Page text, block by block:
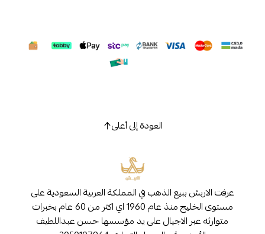
العودة إلى أعلى
عرفت الاربش ببيع الذهب في المملكة العربية السعودية على
مستوى الخليج منذ عام 1960 اي اكثر من 60 عام بخبرات
متوارثه عبر الاجيال على يد مؤسسها حسن عبداللطيف